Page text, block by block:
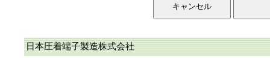
日本圧着端子製造株式会社